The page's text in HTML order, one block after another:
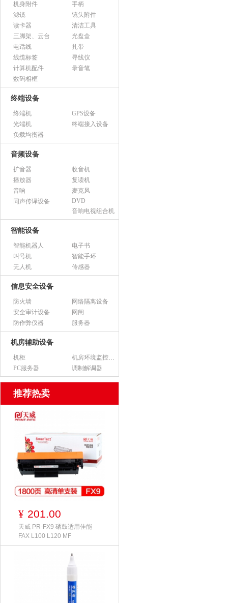
机身附件
手柄
滤镜
镜头附件
读卡器
清洁工具
三脚架、云台
光盘盒
电话线
扎带
线缆标签
寻线仪
计算机配件
录音笔
数码相框
终端设备
终端机
GPS设备
光端机
终端接入设备
负载均衡器
音频设备
扩音器
收音机
播放器
复读机
音响
麦克风
同声传译设备
DVD
音响电视组合机
智能设备
智能机器人
电子书
叫号机
智能手环
无人机
传感器
信息安全设备
防火墙
网络隔离设备
安全审计设备
网闸
防作弊仪器
服务器
机房辅助设备
机柜
机房环境监控设备
PC服务器
调制解调器
推荐热卖
¥ 201.00
天威 PR-FX9 硒鼓适用佳能
FAX L100 L120 MF